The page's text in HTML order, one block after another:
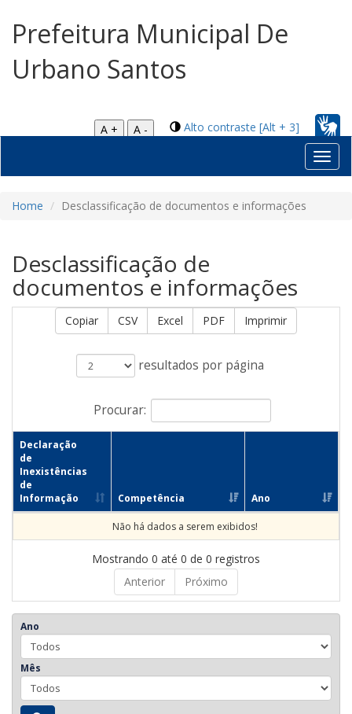
Prefeitura Municipal De
Urbano Santos
Alto contraste [Alt + 3]
A +
A -
Home Desclassificação de documentos e informações
Desclassificação de
documentos e informações
Copiar CSV Excel PDF Imprimir
resultados por página
Procurar:
Declaração
de
Inexistências
de
Informação
Competência Ano
Não há dados a serem exibidos!
Mostrando 0 até 0 de 0 registros
Anterior
Próximo
Ano
Mês